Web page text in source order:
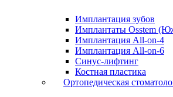
Имплантация зубов
Имплантаты Osstem
Имплантация All-on-4
Имплантация All-on-6
Синус-лифтинг
Костная пластика
Ортопедическая